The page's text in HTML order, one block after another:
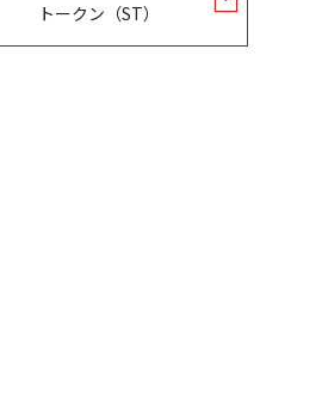
トークン（ST）